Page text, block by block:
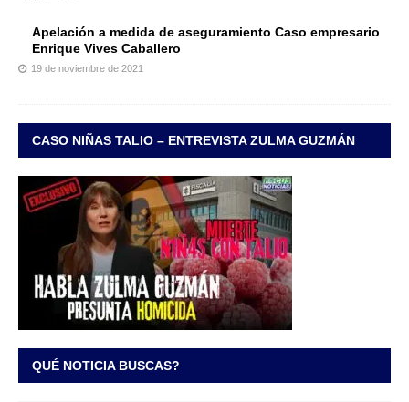
Apelación a medida de aseguramiento Caso empresario
Enrique Vives Caballero
19 de noviembre de 2021
CASO NIÑAS TALIO – ENTREVISTA ZULMA GUZMÁN
QUÉ NOTICIA BUSCAS?